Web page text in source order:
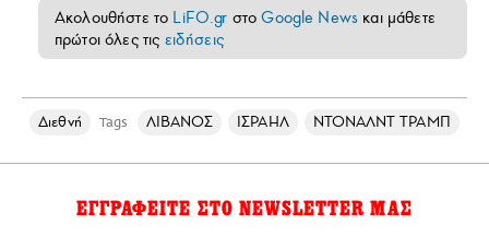
Ακολουθήστε το LiFO.gr στοGoogle News και μάθετε
πρώτοι όλες τις ειδήσεις
Διεθνή Tags ΛΙΒΑΝΟΣ ΙΣΡΑΗΛ ΝΤΟΝΑΛΝΤ ΤΡΑΜΠ
ΕΓΓΡΑΦΕΙΤΕ ΣΤΟ NEWSLETTER ΜΑΣ